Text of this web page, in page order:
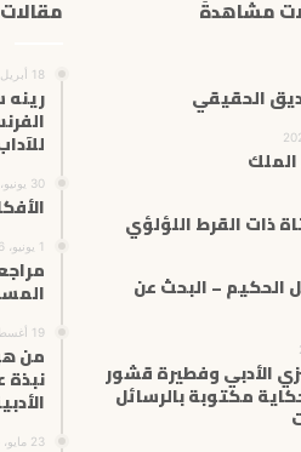
مشاهدةً
الحقيقي
ذات القرط اللؤلؤي
الحكيم – البحث عن
الأدبي وفطيرة قشور
مكتوبة بالرسائل
18 أبريل، 2025
30 يونيو، 2026
1 يونيو، 2026
19 أغسطس، 2024
من
نبذة
23 مايو، 2025